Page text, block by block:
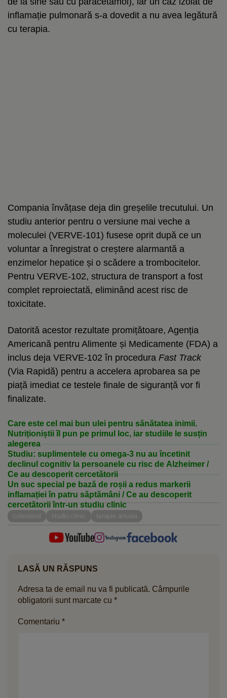
inflamație pulmonară s-a dovedit a nu avea legătură
cu terapia.
Compania învățase deja din greșelile trecutului. Un
studiu anterior pentru o versiune mai veche a
moleculei (VERVE-101) fusese oprit după ce un
voluntar a înregistrat o creștere alarmantă a
enzimelor hepatice și o scădere a trombocitelor.
Pentru VERVE-102, structura de transport a fost
complet reproiectată, eliminând acest risc de
toxicitate.
Datorită acestor rezultate promițătoare, Agenția
Americană pentru Alimente și Medicamente (FDA) a
inclus deja VERVE-102 în procedura Fast Track
(Via Rapidă) pentru a accelera aprobarea sa pe
piață imediat ce testele finale de siguranță vor fi
finalizate.
Care este cel mai bun ulei pentru sănătatea inimii.
Nutriționiștii îl pun pe primul loc, iar studiile le susțin
alegerea
Studiu: suplimentele cu omega-3 nu au încetinit
declinul cognitiv la persoanele cu risc de Alzheimer /
Ce au descoperit cercetătorii
Un suc special pe bază de roșii a redus markerii
inflamației în patru săptămâni / Ce au descoperit
cercetătorii într-un studiu clinic
colesterol studiu clinic terapie anuala
LASĂ UN RĂSPUNS
Adresa ta de email nu va fi publicată. Câmpurile
obligatorii sunt marcate cu *
Comentariu *